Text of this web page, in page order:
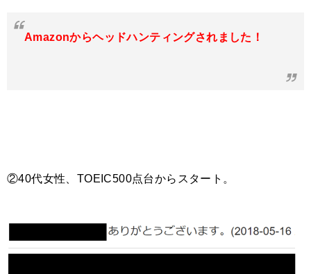
Amazonからヘッドハンティングされました！
②40代女性、TOEIC500点台からスタート。